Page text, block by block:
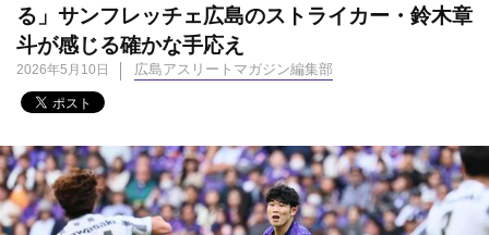
る」サンフレッチェ広島のストライカー・鈴木章
斗が感じる確かな手応え
2026年5月10日 広島アスリートマガジン編集部